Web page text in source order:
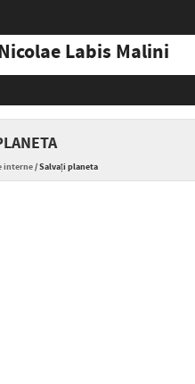
Labis Malini
interne/Salvați planeta